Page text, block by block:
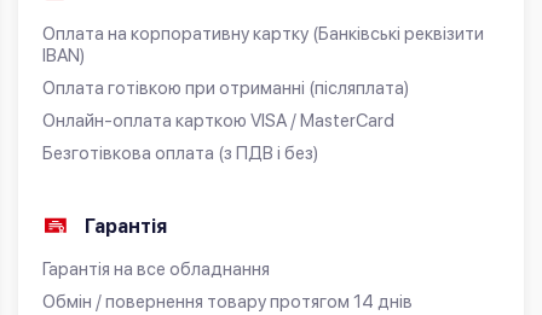
Оплата на корпоративну картку (Банківські реквізити
IBAN)
Оплата готівкою при отриманні (післяплата)
Онлайн-оплата карткою VISA / MasterCard
Безготівкова оплата (з ПДВ і без)
Гарантія
Гарантія на все обладнання
Обмін / повернення товару протягом 14 днів